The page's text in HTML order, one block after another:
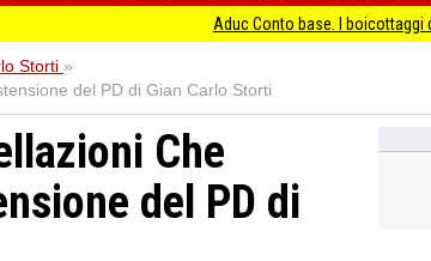
Aduc Conto base. I boicottaggi delle
Storti »
del PD di Gian Carlo Storti
Che
del PD di